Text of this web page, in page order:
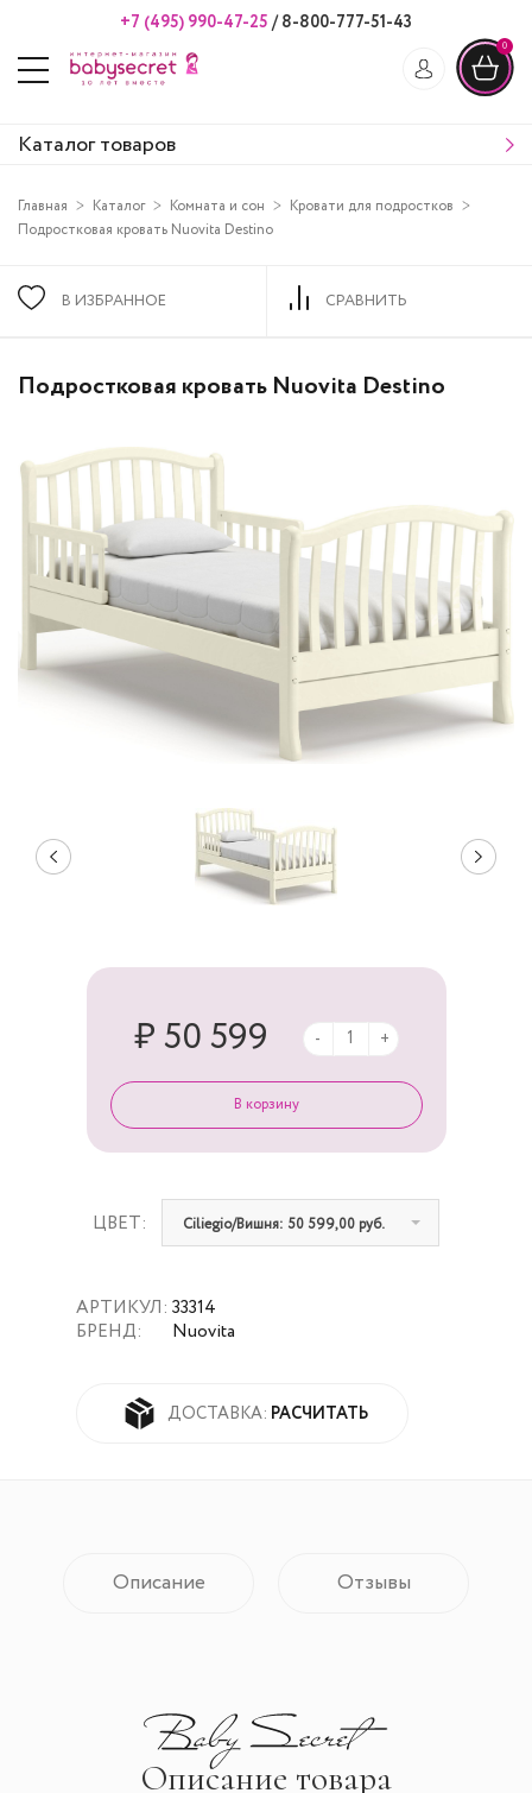
+7 (495) 990-47-25 /8-800-777-51-43
0
Каталог товаров
Главная Каталог Комната и сон
Кровати для подростков
Подростковая кровать Nuovita Destino
В ИЗБРАННОЕ СРАВНИТЬ
Подростковая кровать Nuovita Destino
АРТИКУЛ:
БРЕНД:
33314
Nuovita
ДОСТАВКА: РАСЧИТАТЬ
ЦВЕТ: Ciliegio/Вишня: 50 599,00 руб.
₽ 50 599 - +
Описание Отзывы
Описание товара